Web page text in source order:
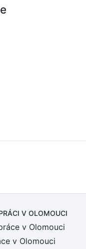
V OLOMOUCI
v Olomouci
v Olomouci